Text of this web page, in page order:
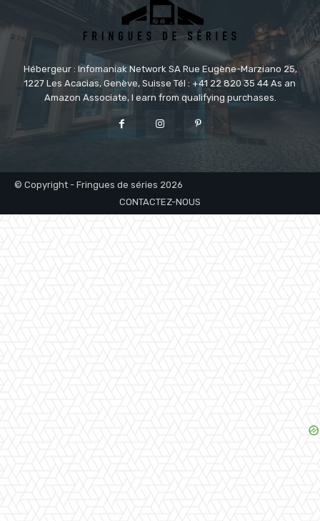
Hébergeur : Infomaniak Network SA Rue Eugène-Marziano 25,
1227 Les Acacias, Genève, Suisse Tél : +41 22 820 35 44 As an
Amazon Associate, I earn from qualifying purchases.
© Copyright - Fringues de séries 2026
CONTACTEZ-NOUS